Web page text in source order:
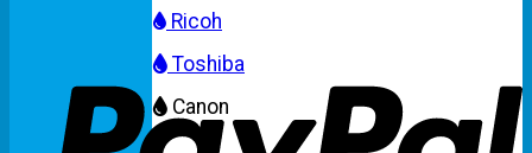
Ricoh
Toshiba
Canon